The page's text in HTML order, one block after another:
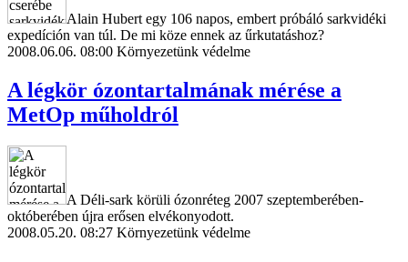
Alain Hubert egy 106 napos, embert próbáló sarkvidéki
expedíción van túl. De mi köze ennek az űrkutatáshoz?
2008.06.06. 08:00 Környezetünk védelme
A légkör ózontartalmának mérése a
MetOp műholdról
A Déli-sark körüli ózonréteg 2007 szeptemberében-
októberében újra erősen elvékonyodott.
2008.05.20. 08:27 Környezetünk védelme